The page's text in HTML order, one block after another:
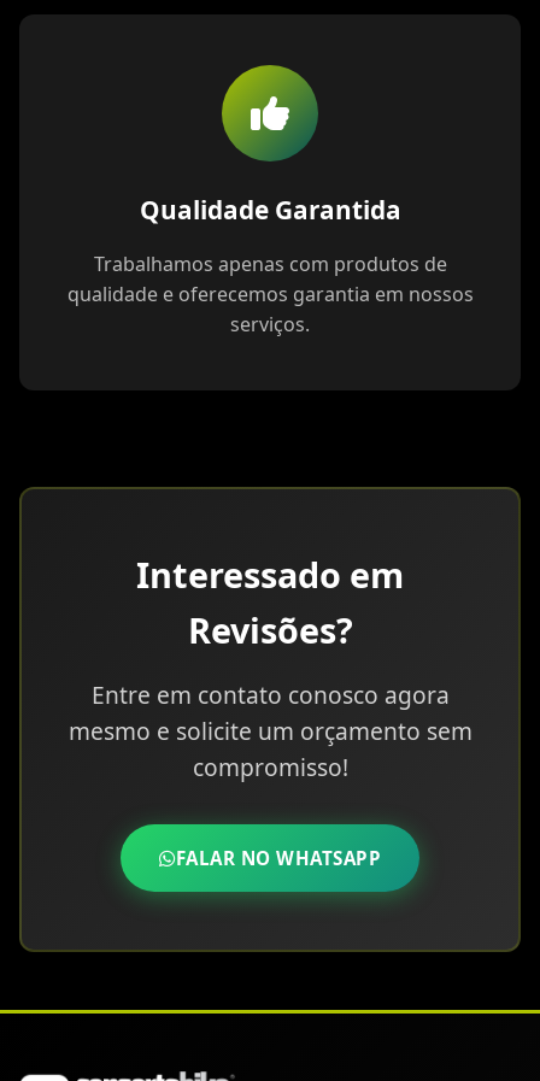
Qualidade Garantida
Trabalhamos apenas com produtos de
qualidade e oferecemos garantia em nossos
serviços.
Interessado em
Revisões?
Entre em contato conosco agora
mesmo e solicite um orçamento sem
compromisso!
FALAR NO WHATSAPP